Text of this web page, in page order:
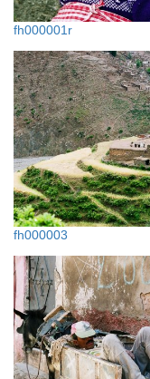
fh000001r
fh000003